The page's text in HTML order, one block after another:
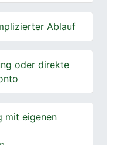
Ablauf
oder direkte
mit eigenen